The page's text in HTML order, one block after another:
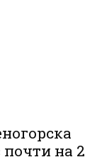
на 2